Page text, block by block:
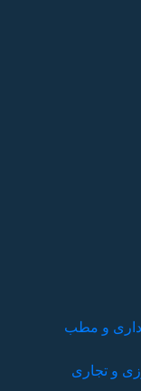
اداری و مطب
و تجاری